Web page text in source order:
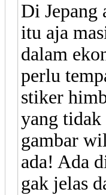
Di Jepang
itu aja
dalam
perlu
stiker
yang tidak
gambar
ada! Ada
gak jelas